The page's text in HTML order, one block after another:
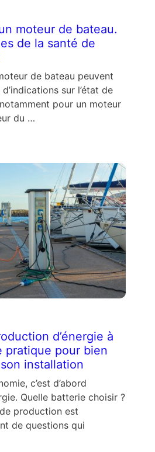
moteur de bateau.
de la santé de
de bateau peuvent
sur l’état de
pour un moteur
du …
d’énergie à
pratique pour bien
installation
c’est d’abord
Quelle batterie choisir ?
production est
de questions qui